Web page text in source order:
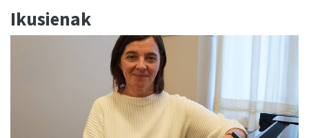
Ikusienak